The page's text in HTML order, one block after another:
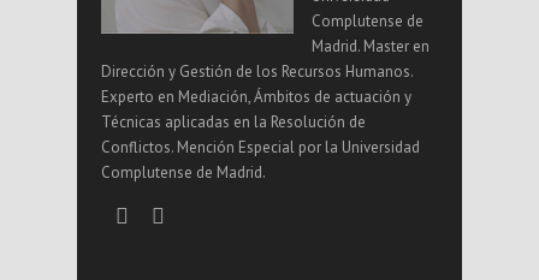
Complutense de
Madrid. Master en
Dirección y Gestión de los Recursos Humanos.
Experto en Mediación, Ámbitos de actuación y
Técnicas aplicadas en la Resolución de
Conflictos. Mención Especial por la Universidad
Complutense de Madrid.